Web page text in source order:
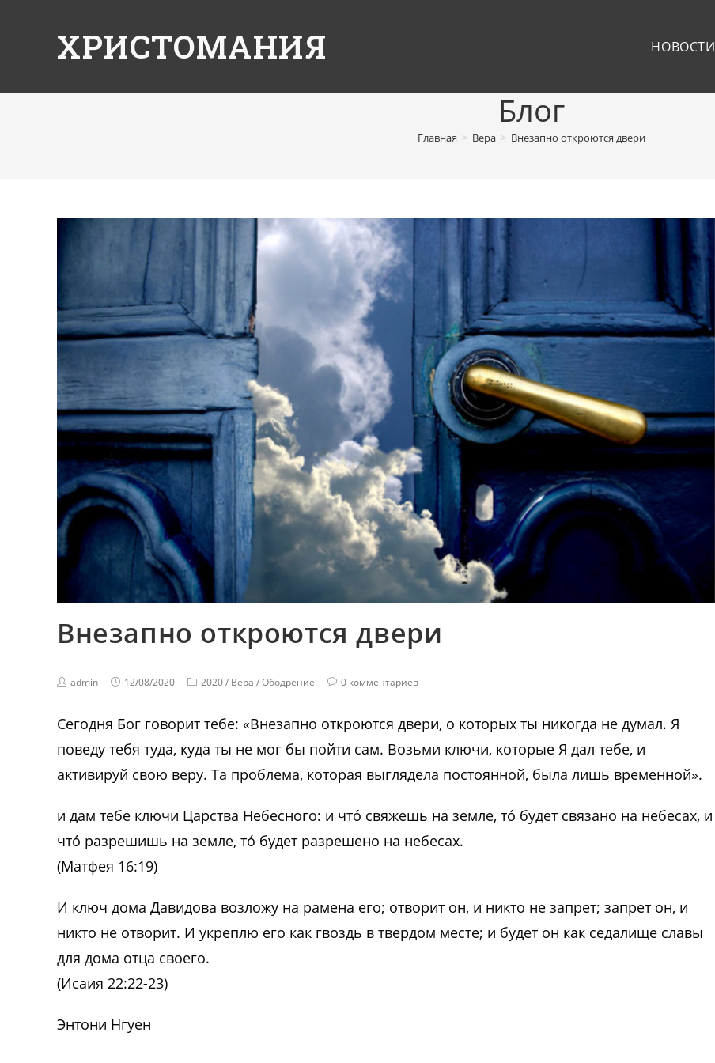
ХРИСТОМАНИЯ НОВОСТИ
Блог
Главная > Вера > Внезапно откроются двери
Внезапно откроются двери
admin 12/08/2020 2020/ Вера /Ободрение 0 комментариев
Сегодня Бог говорит тебе: «Внезапно откроются двери, о которых ты никогда не думал. Я
поведу тебя туда, куда ты не мог бы пойти сам. Возьми ключи, которые Я дал тебе, и
активируй свою веру. Та проблема, которая выглядела постоянной, была лишь временной».
и дам тебе ключи Царства Небесного: и что́ свяжешь на земле, то́ будет связано на небесах, и
что́ разрешишь на земле, то́ будет разрешено на небесах.
(Матфея 16:19)
И ключ дома Давидова возложу на рамена его; отворит он, и никто не запрет; запрет он, и
никто не отворит. И укреплю его как гвоздь в твердом месте; и будет он как седалище славы
для дома отца своего.
(Исаия 22:22-23)
Энтони Нгуен